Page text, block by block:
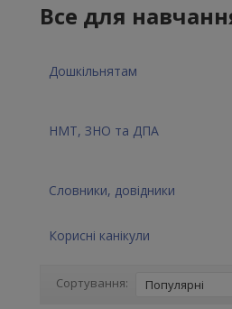
Все для
Дошкільнятам
НМТ, ЗНО та ДПА
Словники, довідники
Корисні канікули
Сортування: Популярні